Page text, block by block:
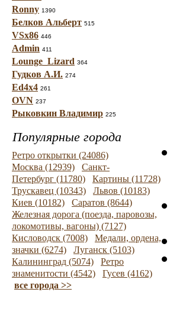
Ronny 1390
Белков Альберт 515
VSx86 446
Admin 411
Lounge_Lizard 364
Гудков А.И. 274
Ed4x4 261
OVN 237
Рыковкин Владимир 225
Популярные города
Ретро открытки (24086)
Москва (12939)
Санкт-
Петербург (11780)
Картины (11728)
Трускавец (10343)
Львов (10183)
Киев (10182)
Саратов (8644)
Железная дорога (поезда, паровозы,
локомотивы, вагоны) (7127)
Кисловодск (7008)
Медали, ордена,
значки (6274)
Луганск (5103)
Калининград (5074)
Ретро
знаменитости (4542)
Гусев (4162)
все города >>